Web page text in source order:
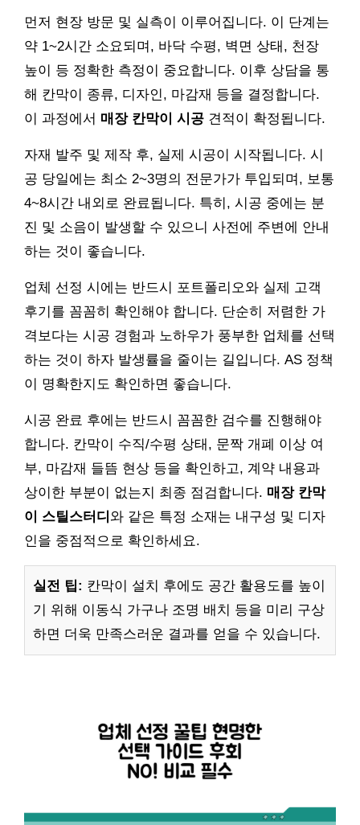
먼저 현장 방문 및 실측이 이루어집니다. 이 단계는
약 1~2시간 소요되며, 바닥 수평, 벽면 상태, 천장
높이 등 정확한 측정이 중요합니다. 이후 상담을 통
해 칸막이 종류, 디자인, 마감재 등을 결정합니다.
이 과정에서 매장 칸막이 시공 견적이 확정됩니다.
자재 발주 및 제작 후, 실제 시공이 시작됩니다. 시
공 당일에는 최소 2~3명의 전문가가 투입되며, 보통
4~8시간 내외로 완료됩니다. 특히, 시공 중에는 분
진 및 소음이 발생할 수 있으니 사전에 주변에 안내
하는 것이 좋습니다.
업체 선정 시에는 반드시 포트폴리오와 실제 고객
후기를 꼼꼼히 확인해야 합니다. 단순히 저렴한 가
격보다는 시공 경험과 노하우가 풍부한 업체를 선택
하는 것이 하자 발생률을 줄이는 길입니다. AS 정책
이 명확한지도 확인하면 좋습니다.
시공 완료 후에는 반드시 꼼꼼한 검수를 진행해야
합니다. 칸막이 수직/수평 상태, 문짝 개폐 이상 여
부, 마감재 들뜸 현상 등을 확인하고, 계약 내용과
상이한 부분이 없는지 최종 점검합니다. 매장 칸막
이 스틸스터디 와 같은 특정 소재는 내구성 및 디자
인을 중점적으로 확인하세요.
실전 팁: 칸막이 설치 후에도 공간 활용도를 높이
기 위해 이동식 가구나 조명 배치 등을 미리 구상
하면 더욱 만족스러운 결과를 얻을 수 있습니다.